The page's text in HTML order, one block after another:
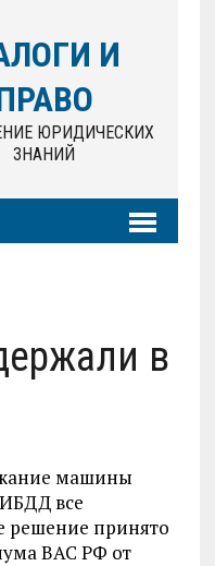
И
ЮРИДИЧЕСКИХ
ЗНАНИЙ
в
машины
все
решение принято
ВАС РФ от